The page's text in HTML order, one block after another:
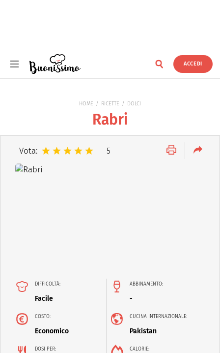
ACCEDI
HOME RICETTE DOLCI
Rabri
Vota: 5
DIFFICOLTÀ:
Facile
ABBINAMENTO:
-
COSTO:
Economico
CUCINA INTERNAZIONALE:
Pakistan
DOSI PER: CALORIE: